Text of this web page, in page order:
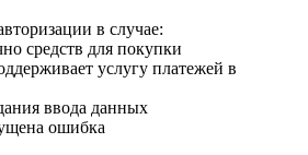
в случае:
средств для покупки
услугу платежей в
ввода данных
ошибка